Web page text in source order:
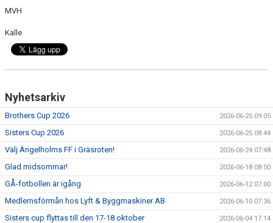
MVH
Kalle
Nyhetsarkiv
Brothers Cup 2026 2026-06-25 09:05
Sisters Cup 2026 2026-06-25 08:44
Välj Ängelholms FF i Gräsroten! 2026-06-24 07:48
Glad midsommar! 2026-06-18 08:50
GÅ-fotbollen är igång 2026-06-12 07:00
Medlemsförmån hos Lyft & Byggmaskiner AB 2026-06-10 07:36
Sisters cup flyttas till den 17-18 oktober 2026-06-04 17:14